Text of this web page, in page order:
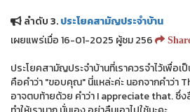
ลำดับ 3.ประโยคสามัญประจำบ้าน
เผยแพร่เมื่อ 16-01-2025 ผู้ชม 256
ประโยคสามัญประจำบ้านที่เราควรจำไว้เพื่อเ
คือคำว่า "ขอบคุณ" นี่แหล่ะค่ะ นอกจากคำว่า
อาจตบท้ายด้วย คำว่า I appreciate that. ซึ่ง